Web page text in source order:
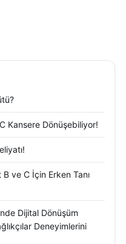
Kansere Dönüşebiliyor!
ve C İçin Erken Tanı
Dijital Dönüşüm
Deneyimlerini